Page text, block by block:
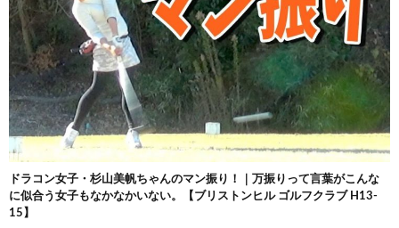
ドラコン女子・杉山美帆ちゃんのマン振り！｜万振りって言葉がこんな
に似合う女子もなかなかいない。【ブリストンヒル ゴルフクラブ H13-
15】